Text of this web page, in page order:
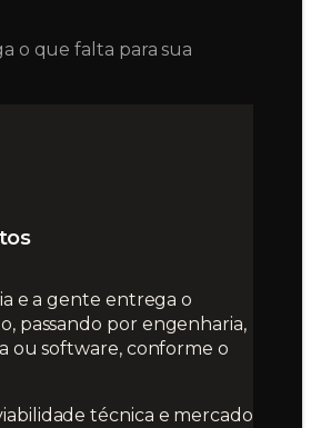
o que falta para sua
e a gente entrega o
passando por engenharia,
ou software, conforme o
técnica e mercado